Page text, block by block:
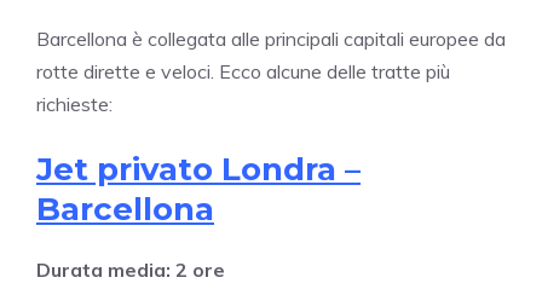
Barcellona è collegata alle principali capitali europee da
rotte dirette e veloci. Ecco alcune delle tratte più
richieste:
Jet privato Londra –
Barcellona
Durata media: 2 ore